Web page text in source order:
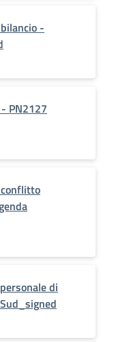
-
PN2127
conflitto
di